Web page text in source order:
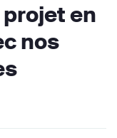
en
nos